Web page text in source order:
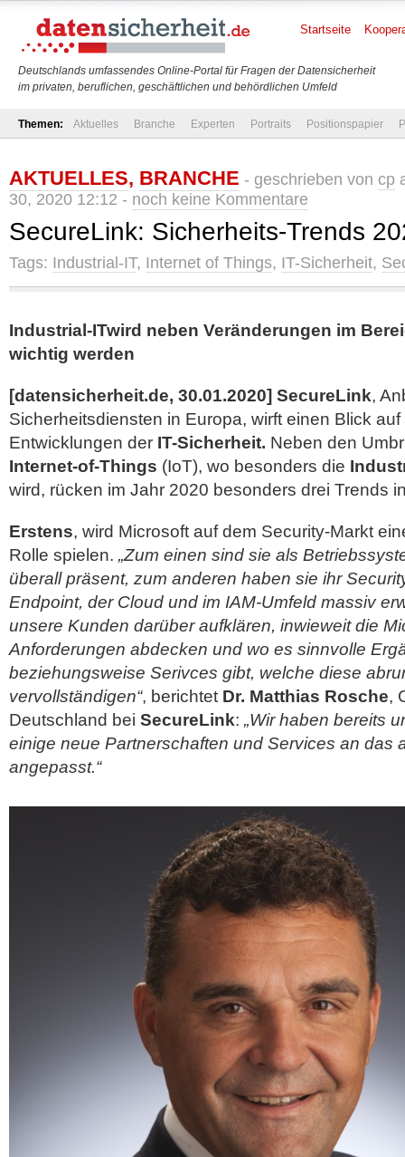
Deutschlands umfassendes Online-Portal für Fragen der Datensicherheit
im privaten, beruflichen, geschäftlichen und behördlichen Umfeld
Startseite
Themen: Aktuelles Branche Experten Portraits Positionspapier
AKTUELLES, BRANCHE - geschrieben von cp
30, 2020 12:12 - noch keine Kommentare
SecureLink: Sicherheits-Trends
Tags: Industrial-IT, Internet of Things, IT-Sicherheit,
Industrial-ITwird neben Veränderungen im
wichtig werden
[datensicherheit.de, 30.01.2020] SecureLink,
Sicherheitsdiensten in Europa, wirft einen Blick
Entwicklungen der IT-Sicherheit. Neben den
Internet-of-Things (IoT), wo besonders die
wird, rücken im Jahr 2020 besonders drei Trends
Erstens, wird Microsoft auf dem Security-Markt
Rolle spielen. „Zum einen sind sie als
überall präsent, zum anderen haben sie ihr
Endpoint, der Cloud und im IAM-Umfeld massiv
unsere Kunden darüber aufklären, inwieweit die
Anforderungen abdecken und wo es sinnvolle
beziehungsweise Serivces gibt, welche diese
vervollständigen“, berichtet Dr. Matthias Rosche,
Deutschland bei SecureLink: „Wir haben bereits
einige neue Partnerschaften und Services an das
angepasst.“